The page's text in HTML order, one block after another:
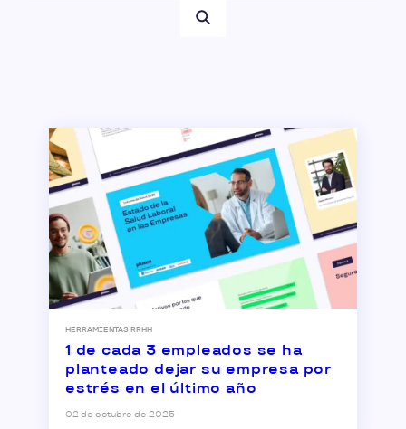
HERRAMIENTAS RRHH
1 de cada 3 empleados se ha
planteado dejar su empresa por
estrés en el último año
02 de octubre de 2025